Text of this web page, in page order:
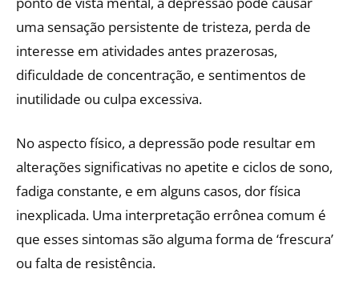
uma sensação persistente de tristeza, perda de
interesse em atividades antes prazerosas,
dificuldade de concentração, e sentimentos de
inutilidade ou culpa excessiva.
No aspecto físico, a depressão pode resultar em
alterações significativas no apetite e ciclos de sono,
fadiga constante, e em alguns casos, dor física
inexplicada. Uma interpretação errônea comum é
que esses sintomas são alguma forma de ‘frescura’
ou falta de resistência.